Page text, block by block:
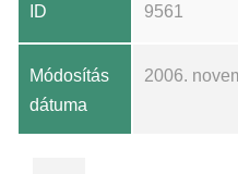
ID 9561
Módosítás
dátuma
2006.